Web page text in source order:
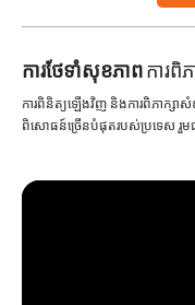
ការ​ថែទាំ​សុខភាពការពិភ
ការពិនិត្យឡើងវិញ និងការពិភាក្ស
ពិសោធន៍ច្រើនបំផុតរបស់ប្រទេស រួ